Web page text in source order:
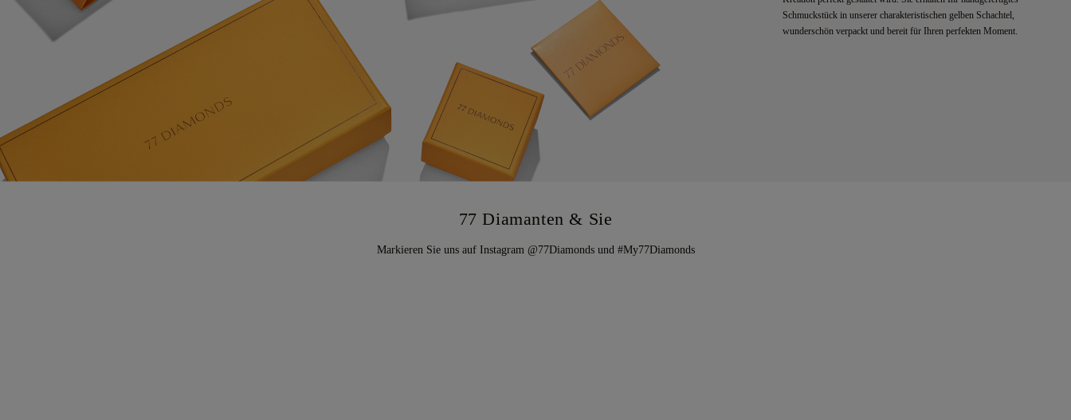
Schmuckstück in unserer charakteristischen gelben Schachtel,
wunderschön verpackt und bereit für Ihren perfekten Moment.
77 Diamanten & Sie
Markieren Sie uns auf Instagram @77Diamonds und #My77Diamonds